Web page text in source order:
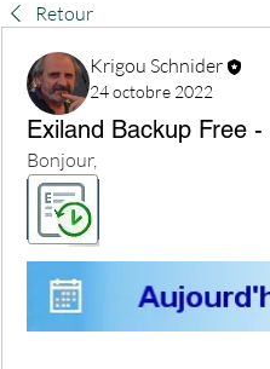
Retour
Krigou Schnider
24 octobre 2022
Exiland Backup Free
Bonjour,